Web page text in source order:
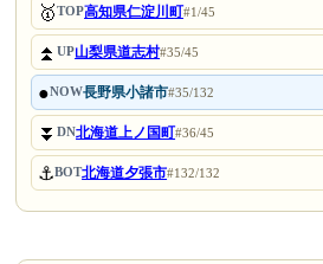
🥇TOP高知県仁淀川町#1/45
⏫UP山梨県道志村#35/45
●NOW長野県小諸市#35/132
⏬DN北海道上ノ国町#36/45
⚓BOT北海道夕張市#132/132